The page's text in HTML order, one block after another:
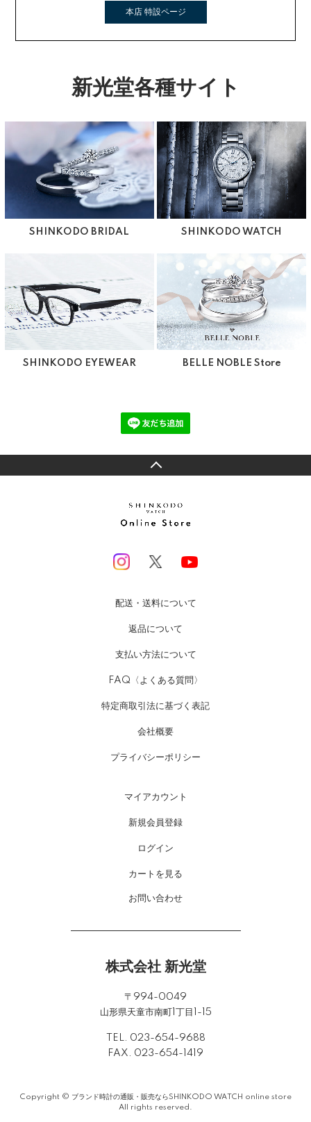
本店 特設ページ
新光堂各種サイト
SHINKODO BRIDAL SHINKODO WATCH
SHINKODO EYEWEAR BELLE NOBLE Store
配送・送料について
返品について
支払い方法について
FAQ〈よくある質問〉
特定商取引法に基づく表記
会社概要
プライバシーポリシー
マイアカウント
新規会員登録
ログイン
カートを見る
お問い合わせ
株式会社 新光堂
〒994-0049
山形県天童市南町1丁目1-15
TEL. 023-654-9688
FAX. 023-654-1419
Copyright © ブランド時計の通販・販売ならSHINKODO WATCH online store
All rights reserved.